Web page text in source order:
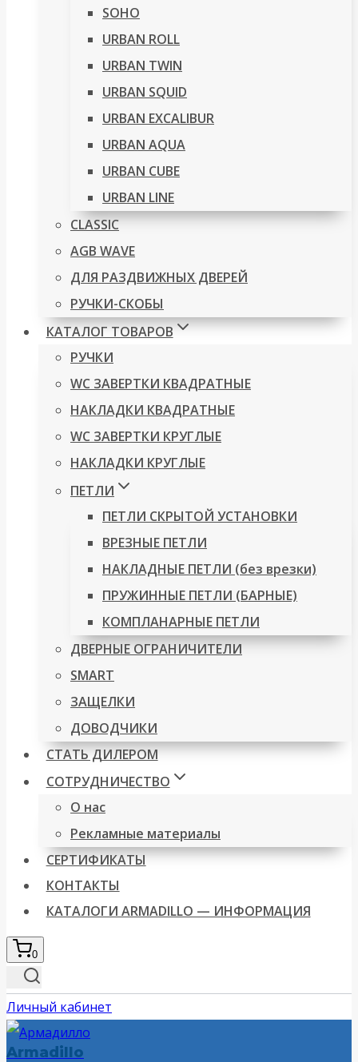
SOHO
URBAN ROLL
URBAN TWIN
URBAN SQUID
URBAN EXCALIBUR
URBAN AQUA
URBAN CUBE
URBAN LINE
CLASSIC
AGB WAVE
ДЛЯ РАЗДВИЖНЫХ ДВЕРЕЙ
РУЧКИ-СКОБЫ
КАТАЛОГ ТОВАРОВ
РУЧКИ
WC ЗАВЕРТКИ КВАДРАТНЫЕ
НАКЛАДКИ КВАДРАТНЫЕ
WC ЗАВЕРТКИ КРУГЛЫЕ
НАКЛАДКИ КРУГЛЫЕ
ПЕТЛИ
ПЕТЛИ СКРЫТОЙ УСТАНОВКИ
ВРЕЗНЫЕ ПЕТЛИ
НАКЛАДНЫЕ ПЕТЛИ (без врезки)
ПРУЖИННЫЕ ПЕТЛИ (БАРНЫЕ)
КОМПЛАНАРНЫЕ ПЕТЛИ
ДВЕРНЫЕ ОГРАНИЧИТЕЛИ
SMART
ЗАЩЕЛКИ
ДОВОДЧИКИ
СТАТЬ ДИЛЕРОМ
СОТРУДНИЧЕСТВО
О нас
Рекламные материалы
СЕРТИФИКАТЫ
КОНТАКТЫ
КАТАЛОГИ ARMADILLO — ИНФОРМАЦИЯ
0
Личный кабинет
Armadillo